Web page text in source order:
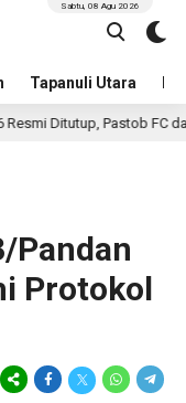
Tapanuli Utara
Sabtu, 08 Agu 2026
Pastob FC dan
Pandan
Protokol